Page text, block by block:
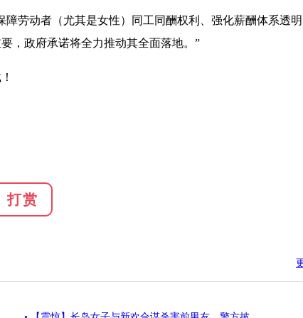
劳动者（尤其是女性）同工同酬权利、强化薪酬体系透明
，政府承诺将全力推动其全面落地。”
打赏